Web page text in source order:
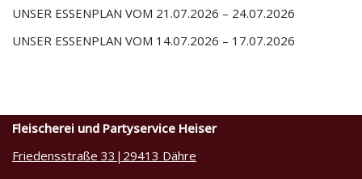
UNSER ESSENPLAN VOM 21.07.2026 – 24.07.2026
UNSER ESSENPLAN VOM 14.07.2026 – 17.07.2026
Fleischerei und Partyservice Heiser
Friedensstraße 33|29413 Dähre